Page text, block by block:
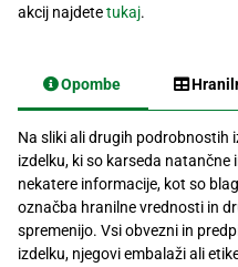
akcij najdetetukaj.
Opombe
Na sliki ali drugih podrobnostih
izdelku, ki so karseda natančne
nekatere informacije, kot so
označba hranilne vrednosti in
spremenijo. Vsi obvezni in
izdelku, njegovi embalaži ali